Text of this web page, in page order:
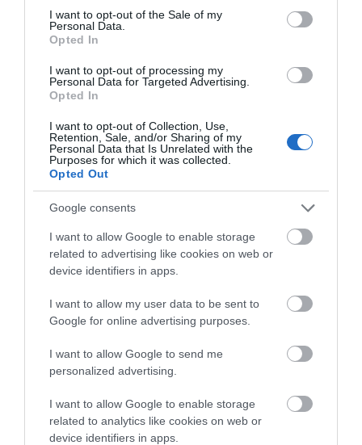
consent section.
I want to opt-out of the Sale of my
Personal Data.
Opted In
I want to opt-out of processing my
Personal Data for Targeted Advertising.
Opted In
I want to opt-out of Collection, Use,
Retention, Sale, and/or Sharing of my
Personal Data that Is Unrelated with the
Purposes for which it was collected.
Opted Out
Google consents
I want to allow Google to enable storage
related to advertising like cookies on web or
device identifiers in apps.
I want to allow my user data to be sent to
Google for online advertising purposes.
I want to allow Google to send me
personalized advertising.
I want to allow Google to enable storage
related to analytics like cookies on web or
device identifiers in apps.
Προτεινόμενα άρθρα
Φωτογραφίες-κειμήλια από καλοκαίρια στην Άνδρο –